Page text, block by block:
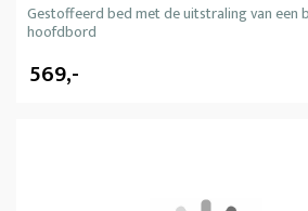
Gestoffeerd bed met de uitstraling van een
hoofdbord
569,-